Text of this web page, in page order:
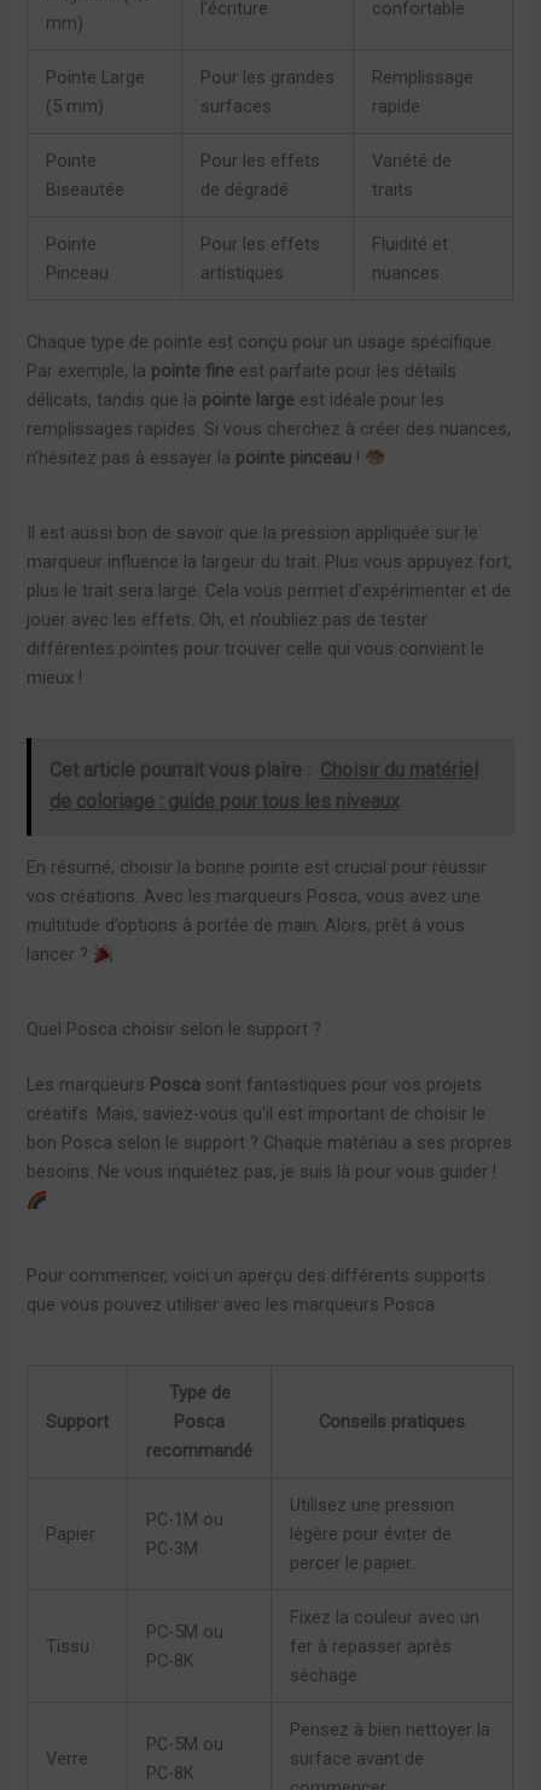
mm)
l’écriture
confortable
Pointe Large
(5 mm)
Pour les grandes
surfaces
Remplissage
rapide
Pointe
Biseautée
Pour les effets
de dégradé
Variété de
traits
Pointe
Pinceau
Pour les effets
artistiques
Fluidité et
nuances
Chaque type de pointe est conçu pour un usage spécifique.
Par exemple, la pointe fine est parfaite pour les détails
délicats, tandis que la pointe large est idéale pour les
remplissages rapides. Si vous cherchez à créer des nuances,
n’hésitez pas à essayer la pointe pinceau !
Il est aussi bon de savoir que la pression appliquée sur le
marqueur influence la largeur du trait. Plus vous appuyez fort,
plus le trait sera large. Cela vous permet d’expérimenter et de
jouer avec les effets. Oh, et n’oubliez pas de tester
différentes pointes pour trouver celle qui vous convient le
mieux !
Cet article pourrait vous plaire : Choisir du matériel
de coloriage : guide pour tous les niveaux
En résumé, choisir la bonne pointe est crucial pour réussir
vos créations. Avec les marqueurs Posca, vous avez une
multitude d’options à portée de main. Alors, prêt à vous
lancer ?
Quel Posca choisir selon le support ?
Les marqueurs Posca sont fantastiques pour vos projets
créatifs. Mais, saviez-vous qu’il est important de choisir le
bon Posca selon le support ? Chaque matériau a ses propres
besoins. Ne vous inquiétez pas, je suis là pour vous guider !
Pour commencer, voici un aperçu des différents supports
que vous pouvez utiliser avec les marqueurs Posca :
Support
Type de
Posca
recommandé
Conseils pratiques
Papier
PC-1M ou
PC-3M
Utilisez une pression
légère pour éviter de
percer le papier.
Tissu
PC-5M ou
PC-8K
Fixez la couleur avec un
fer à repasser après
séchage.
Verre
PC-5M ou
PC-8K
Pensez à bien nettoyer la
surface avant de